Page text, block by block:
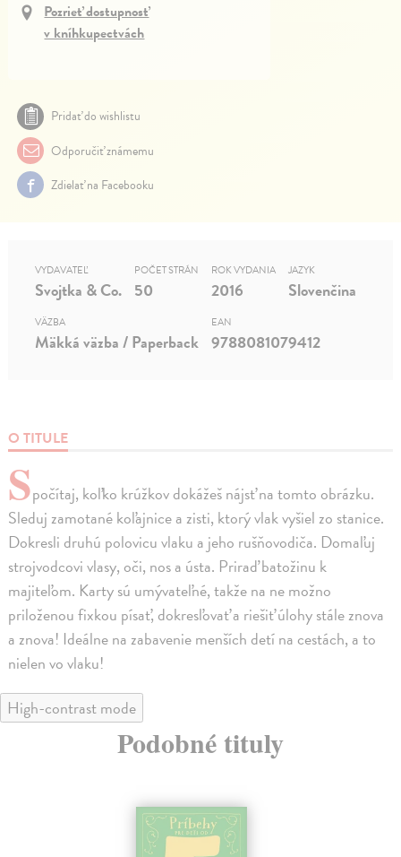
Pozrieť dostupnosť
v kníhkupectvách
Pridať do wishlistu
Odporučiť známemu
Zdielať na Facebooku
O TITULE
Spočítaj, koľko krúžkov dokážeš nájsť na tomto obrázku.
Sleduj zamotané koľajnice a zisti, ktorý vlak vyšiel zo stanice.
Dokresli druhú polovicu vlaku a jeho rušňovodiča. Domaľuj
strojvodcovi vlasy, oči, nos a ústa. Priraď batožinu k
majiteľom. Karty sú umývateľné, takže na ne možno
priloženou fixkou písať, dokresľovať a riešiť úlohy stále znova
a znova! Ideálne na zabavenie menších detí na cestách, a to
nielen vo vlaku!
VYDAVATEĽ
Svojtka & Co.
POČET STRÁN
50
ROK VYDANIA
2016
JAZYK
Slovenčina
VÄZBA
Mäkká väzba / Paperback
EAN
9788081079412
High-contrast mode
Podobné tituly